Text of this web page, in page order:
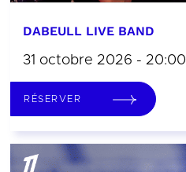
DABEULL LIVE BAND
31 octobre 2026 - 20:00
RÉSERVER